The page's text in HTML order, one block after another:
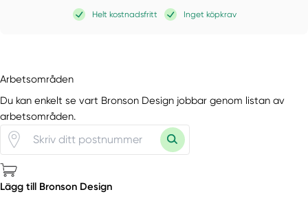
Helt kostnadsfritt Inget köpkrav
Arbetsområden
Du kan enkelt se vart Bronson Design jobbar genom listan av
arbetsområden.
Lägg till Bronson Design